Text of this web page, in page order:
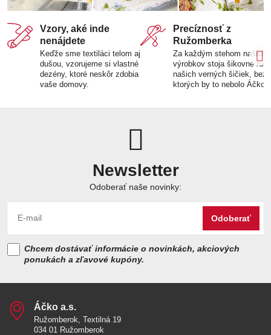
Vzory, aké inde
nenájdete
Keďže sme textiláci telom aj
dušou, vzorujeme si vlastné
dezény, ktoré neskôr zdobia
vaše domovy.
Precíznosť z
Ružomberka
Za každým stehom našich
výrobkov stoja šikovné ruky
našich verných šičiek, bez
ktorých by to nebolo Áčko.
Newsletter
Odoberať naše novinky:
Odoberať
Chcem dostávať informácie o novinkách, akciových
ponukách a zľavové kupóny.
Áčko a​.s​.
Ružomberok, Textilná 19
034 01 Ružomberok